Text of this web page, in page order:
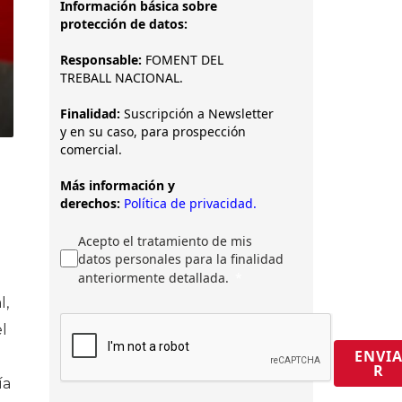
Información básica sobre
protección de datos:
Responsable: FOMENT DEL
TREBALL NACIONAL.
Finalidad: Suscripción a Newsletter
y en su caso, para prospección
comercial.
Más información y
derechos: Política de privacidad.
Acepto el tratamiento de mis
datos personales para la finalidad
anteriormente detallada.
ENVIA
R